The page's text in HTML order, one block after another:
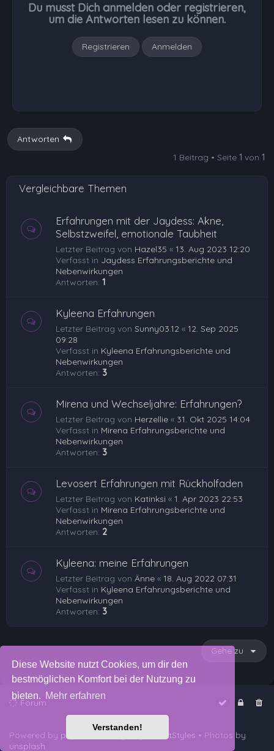
Diese Website nutzt Cookies, um dir den
bestmöglichen Komfort bei der Nutzung zu
bieten. Mehr erfahren
Verstanden!
Du musst Dich anmelden oder registrieren,
um die Antworten lesen zu können.
Registrieren Anmelden
Antworten
1 Beitrag • Seite 1 von 1
Vergleichbare Themen
Erfahrungen mit der Jaydess: Akne,
Selbstzweifel, emotionale Taubheit
Letzter Beitrag von Hazel35 « 13. Aug 2023 12:20
Verfasst in Jaydess Erfahrungsberichte und
Nebenwirkungen
Antworten: 1
Kyleena Erfahrungen
Letzter Beitrag von Sunny03.12 « 12. Sep 2025
09:28
Verfasst in Kyleena Erfahrungsberichte und
Nebenwirkungen
Antworten: 3
Mirena und Wechseljahre: Erfahrungen?
Letzter Beitrag von Herzellie « 31. Okt 2025 14:04
Verfasst in Mirena Erfahrungsberichte und
Nebenwirkungen
Antworten: 3
Levosert Erfahrungen mit Rückholfaden
Letzter Beitrag von Katinksi « 1. Apr 2023 22:53
Verfasst in Mirena Erfahrungsberichte und
Nebenwirkungen
Antworten: 2
Kyleena: meine Erfahrungen
Letzter Beitrag von Änne « 18. Aug 2022 07:31
Verfasst in Kyleena Erfahrungsberichte und
Nebenwirkungen
Antworten: 3
Gehe zu
Forum
Powered by phpBB PlanetStyles • Photos by
unsplash